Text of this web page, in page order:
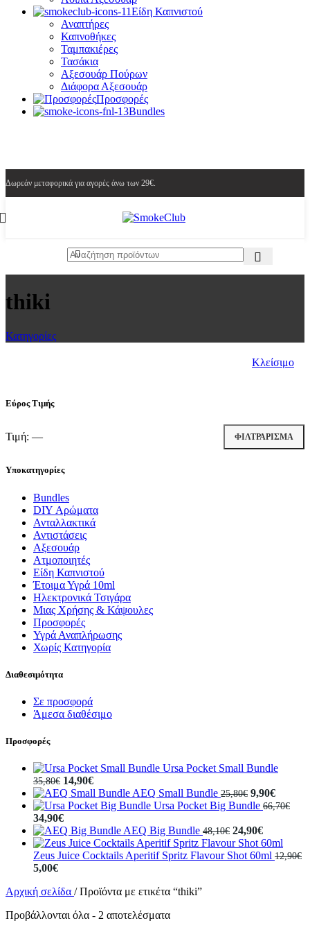
Είδη Καπνιστού
Αναπτήρες
Καπνοθήκες
Ταμπακιέρες
Τασάκια
Αξεσουάρ Πούρων
Διάφορα Αξεσουάρ
Προσφορές
Bundles
Δωρεάν μεταφορικά για αγορές άνω των 29€.
thiki
Κατηγορίες
Κλείσιμο
Εύρος Τιμής
ΦΙΛΤΡΆΡΙΣΜΑ
Τιμή: —
Υποκατηγορίες
Bundles
DIY Αρώματα
Ανταλλακτικά
Αντιστάσεις
Αξεσουάρ
Ατμοποιητές
Είδη Καπνιστού
Έτοιμα Υγρά 10ml
Ηλεκτρονικά Τσιγάρα
Μιας Χρήσης & Κάψουλες
Προσφορές
Υγρά Αναπλήρωσης
Χωρίς Κατηγορία
Διαθεσιμότητα
Σε προσφορά
Άμεσα διαθέσιμο
Προσφορές
Ursa Pocket Small Bundle
35,80€ 14,90€
AEQ Small Bundle 25,80€ 9,90€
Ursa Pocket Big Bundle 66,70€
34,90€
AEQ Big Bundle 48,10€ 24,90€
Zeus Juice Cocktails Aperitif Spritz Flavour Shot 60ml 12,90€
5,00€
Αρχική σελίδα / Προϊόντα με ετικέτα “thiki”
Προβάλλονται όλα - 2 αποτελέσματα